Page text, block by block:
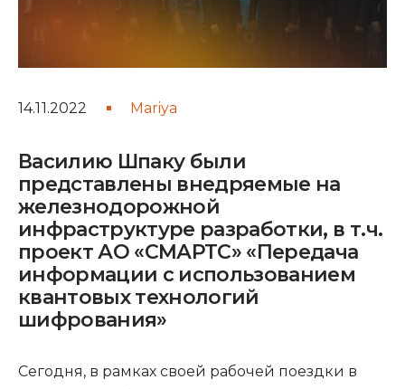
14.11.2022 Mariya
Василию Шпаку были
представлены внедряемые на
железнодорожной
инфраструктуре разработки, в т.ч.
проект АО «СМАРТС» «Передача
информации с использованием
квантовых технологий
шифрования»
Сегодня, в рамках своей рабочей поездки в